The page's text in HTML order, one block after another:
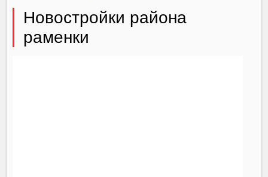
Новостройки района
раменки